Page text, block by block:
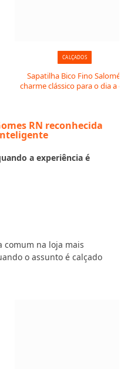
CALÇADOS
Sapatilha Bico Fino Salomé:
charme clássico para o dia a dia
RN reconhecida
a experiência é
comum na loja mais
o assunto é calçado